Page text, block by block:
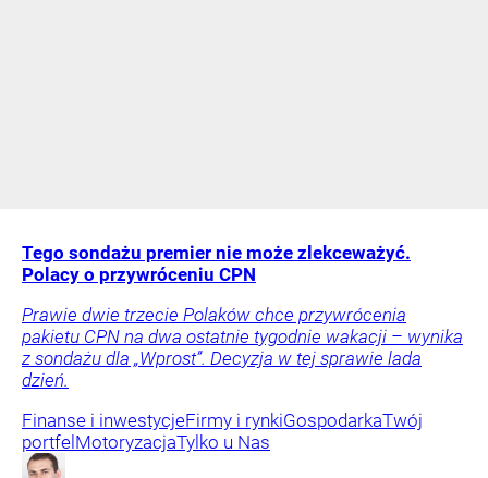
Tego sondażu premier nie może zlekceważyć.
Polacy o przywróceniu CPN
Prawie dwie trzecie Polaków chce przywrócenia
pakietu CPN na dwa ostatnie tygodnie wakacji – wynika
z sondażu dla „Wprost”. Decyzja w tej sprawie lada
dzień.
Finanse i inwestycjeFirmy i rynkiGospodarkaTwój
portfel MotoryzacjaTylko u Nas